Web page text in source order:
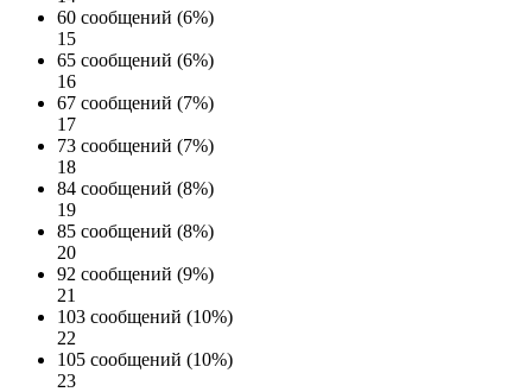
60 сообщений (6%)
15
65 сообщений (6%)
16
67 сообщений (7%)
17
73 сообщений (7%)
18
84 сообщений (8%)
19
85 сообщений (8%)
20
92 сообщений (9%)
21
103 сообщений (10%)
22
105 сообщений (10%)
23